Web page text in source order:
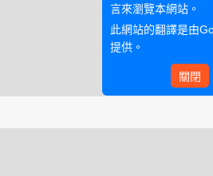
言來瀏覽本網站。
此網站的翻譯是由
提供。
關閉